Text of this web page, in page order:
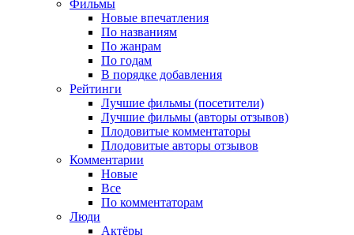
Фильмы
Новые впечатления
По названиям
По жанрам
По годам
В порядке добавления
Рейтинги
Лучшие фильмы (посетители)
Лучшие фильмы (авторы отзывов)
Плодовитые комментаторы
Плодовитые авторы отзывов
Комментарии
Новые
Все
По комментаторам
Люди
Актёры